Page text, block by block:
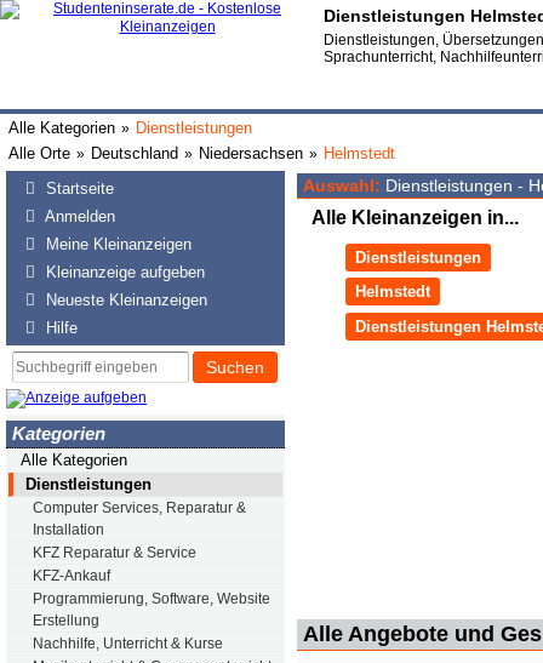
Dienstleistungen
Dienstleistungen,
Sprachunterricht,
Alle Kategorien » Dienstleistungen
Alle Orte » Deutschland » Niedersachsen » Helmstedt
Startseite
Anmelden
Meine Kleinanzeigen
Kleinanzeige aufgeben
Neueste Kleinanzeigen
Hilfe
Suchen
Kategorien
Alle Kategorien
Dienstleistungen
Computer Services, Reparatur &
Installation
KFZ Reparatur & Service
KFZ-Ankauf
Programmierung, Software, Website
Erstellung
Nachhilfe, Unterricht & Kurse
Auswahl: Dienstleistungen -
Alle Kleinanzeigen in...
Dienstleistungen
Helmstedt
Dienstleistungen
Alle Angebote und